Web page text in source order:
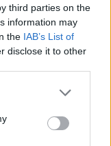
third parties on the
information may
the IAB’s List of
disclose it to other
do play-